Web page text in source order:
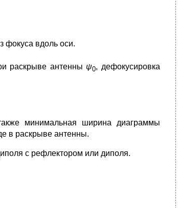
фокуса вдоль оси.
раскрыве антенны ψ0, дефокусировка
минимальная ширина диаграммы
в раскрыве антенны.
с рефлектором или диполя.